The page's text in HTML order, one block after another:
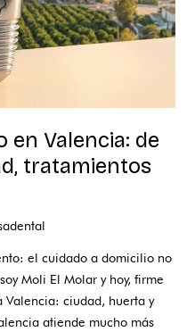
en Valencia: de
tratamientos
el cuidado a domicilio no
Moli El Molar y hoy, firme
Valencia: ciudad, huerta y
atiende mucho más